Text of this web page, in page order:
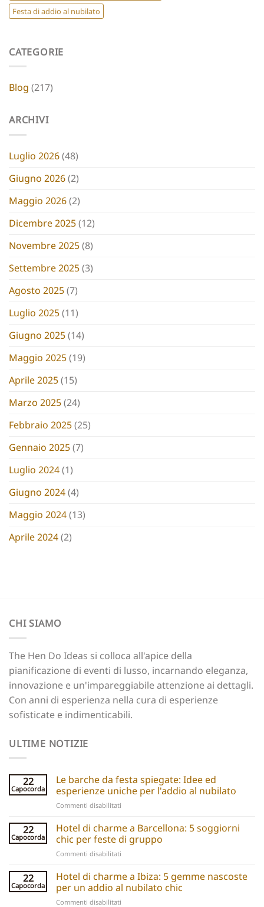
Festa di addio al nubilato
CATEGORIE
Blog (217)
ARCHIVI
Luglio 2026(48)
Giugno 2026(2)
Maggio 2026(2)
Dicembre 2025(12)
Novembre 2025(8)
Settembre 2025(3)
Agosto 2025(7)
Luglio 2025(11)
Giugno 2025(14)
Maggio 2025(19)
Aprile 2025(15)
Marzo 2025(24)
Febbraio 2025(25)
Gennaio 2025(7)
Luglio 2024(1)
Giugno 2024(4)
Maggio 2024(13)
Aprile 2024(2)
CHI SIAMO
The Hen Do Ideas si colloca all'apice della
pianificazione di eventi di lusso, incarnando eleganza,
innovazione e un'impareggiabile attenzione ai dettagli.
Con anni di esperienza nella cura di esperienze
sofisticate e indimenticabili.
ULTIME NOTIZIE
22
Capocorda
Le barche da festa spiegate: Idee ed
esperienze uniche per l'addio al nubilato
Commenti disabilitati
boats
explained:
Unique
ideas
and
22
Capocorda
Hotel di charme a Barcellona: 5 soggiorni
chic per feste di gruppo
Commenti disabilitati
Boutique
Hotels:
5
22
Capocorda
Hotel di charme a Ibiza: 5 gemme nascoste
per un addio al nubilato chic
Commenti disabilitati